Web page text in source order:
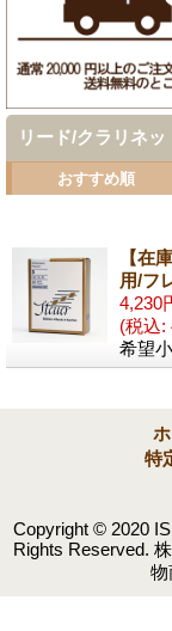
リード/クラリネ
おすすめ順
【在
用/フ
4,230
(税込:
希望
特
Copyright © 2020
Rights Reserved.
物